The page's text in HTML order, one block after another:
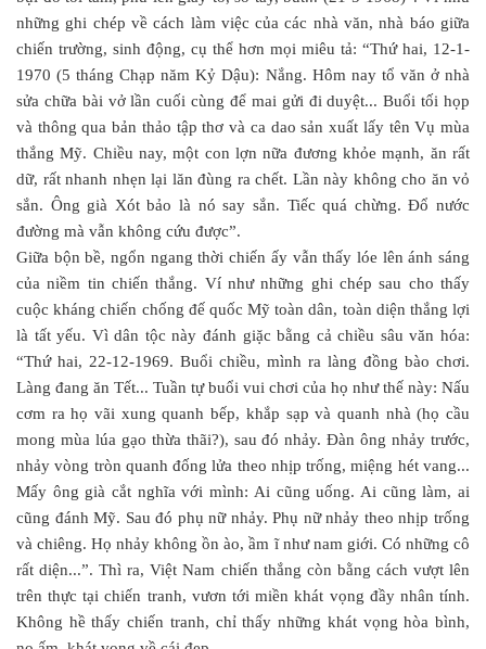
những ghi chép về cách làm việc của các nhà văn, nhà báo giữa
chiến trường, sinh động, cụ thể hơn mọi miêu tả: “Thứ hai, 12-1-
1970 (5 tháng Chạp năm Kỷ Dậu): Nắng. Hôm nay tổ văn ở nhà
sửa chữa bài vở lần cuối cùng để mai gửi đi duyệt... Buổi tối họp
và thông qua bản thảo tập thơ và ca dao sản xuất lấy tên Vụ mùa
thắng Mỹ. Chiều nay, một con lợn nữa đương khỏe mạnh, ăn rất
dữ, rất nhanh nhẹn lại lăn đùng ra chết. Lần này không cho ăn vỏ
sắn. Ông già Xót bảo là nó say sắn. Tiếc quá chừng. Đổ nước
đường mà vẫn không cứu được”.
Giữa bộn bề, ngổn ngang thời chiến ấy vẫn thấy lóe lên ánh sáng
của niềm tin chiến thắng. Ví như những ghi chép sau cho thấy
cuộc kháng chiến chống đế quốc Mỹ toàn dân, toàn diện thắng lợi
là tất yếu. Vì dân tộc này đánh giặc bằng cả chiều sâu văn hóa:
“Thứ hai, 22-12-1969. Buổi chiều, mình ra làng đồng bào chơi.
Làng đang ăn Tết... Tuần tự buổi vui chơi của họ như thế này: Nấu
cơm ra họ vãi xung quanh bếp, khắp sạp và quanh nhà (họ cầu
mong mùa lúa gạo thừa thãi?), sau đó nhảy. Đàn ông nhảy trước,
nhảy vòng tròn quanh đống lửa theo nhịp trống, miệng hét vang...
Mấy ông già cắt nghĩa với mình: Ai cũng uống. Ai cũng làm, ai
cũng đánh Mỹ. Sau đó phụ nữ nhảy. Phụ nữ nhảy theo nhịp trống
và chiêng. Họ nhảy không ồn ào, ầm ĩ như nam giới. Có những cô
rất diện...”. Thì ra, Việt Nam chiến thắng còn bằng cách vượt lên
trên thực tại chiến tranh, vươn tới miền khát vọng đầy nhân tính.
Không hề thấy chiến tranh, chỉ thấy những khát vọng hòa bình,